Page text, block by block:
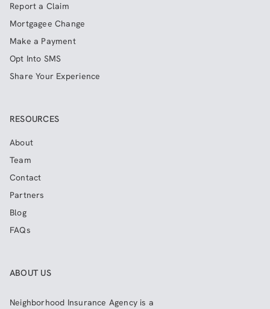
Report a Claim
Mortgagee Change
Make a Payment
Opt Into SMS
Share Your Experience
RESOURCES
About
Team
Contact
Partners
Blog
FAQs
ABOUT US
Neighborhood Insurance Agency is a